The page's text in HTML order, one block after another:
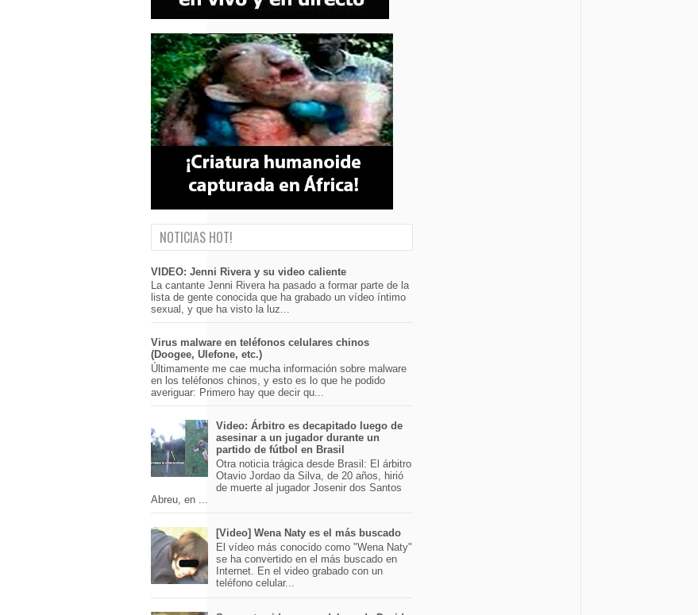
NOTICIAS HOT!
VIDEO: Jenni Rivera y su video caliente
La cantante Jenni Rivera ha pasado a formar parte de la
lista de gente conocida que ha grabado un vídeo íntimo
sexual, y que ha visto la luz...
Virus malware en teléfonos celulares chinos
(Doogee, Ulefone, etc.)
Últimamente me cae mucha información sobre malware
en los teléfonos chinos, y esto es lo que he podido
averiguar: Primero hay que decir qu...
Video: Árbitro es decapitado luego de
asesinar a un jugador durante un
partido de fútbol en Brasil
Otra noticia trágica desde Brasil: El árbitro
Otavio Jordao da Silva, de 20 años, hirió
de muerte al jugador Josenir dos Santos
Abreu, en ...
[Video] Wena Naty es el más buscado
El vídeo más conocido como "Wena Naty"
se ha convertido en el más buscado en
Internet. En el video grabado con un
teléfono celular...